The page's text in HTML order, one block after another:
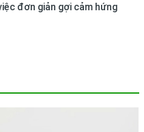
đơn giản gợi cảm hứng